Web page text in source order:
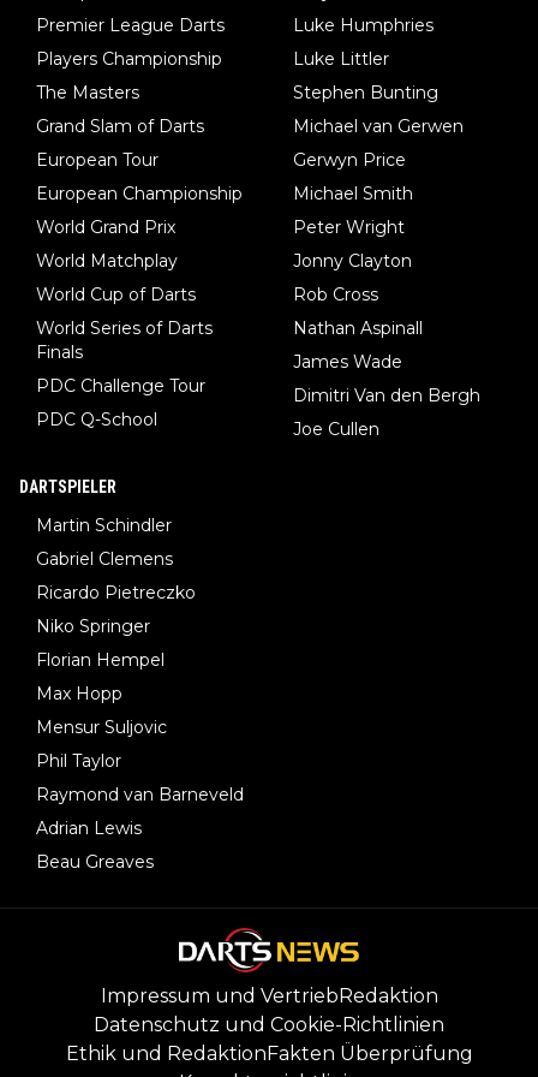
man nur zum Neurologen und nicht zum Mentaltrainer gehen…
Premier League Darts
Players Championship
The Masters
Grand Slam of Darts
European Tour
European Championship
World Grand Prix
World Matchplay
World Cup of Darts
World Series of Darts
Finals
PDC Challenge Tour
PDC Q-School
Luke Humphries
Luke Littler
Stephen Bunting
Michael van Gerwen
Gerwyn Price
Michael Smith
Peter Wright
Jonny Clayton
Rob Cross
Nathan Aspinall
James Wade
Dimitri Van den Bergh
Joe Cullen
DARTSPIELER
Martin Schindler
Gabriel Clemens
Ricardo Pietreczko
Niko Springer
Florian Hempel
Max Hopp
Mensur Suljovic
Phil Taylor
Raymond van Barneveld
Adrian Lewis
Beau Greaves
Impressum und VertriebRedaktion
Datenschutz und Cookie-Richtlinien
Ethik und RedaktionFakten Überprüfung